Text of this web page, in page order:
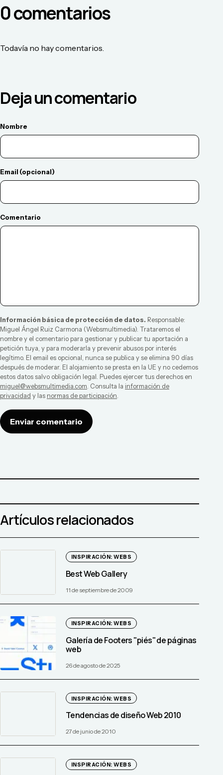
0comentarios
Todavía no hay comentarios.
Deja un comentario
Nombre
Email (opcional)
Comentario
Información básica de protección de datos. Responsable:
Miguel Ángel Ruiz Carmona (Websmultimedia). Trataremos el
nombre y el comentario para gestionar y publicar tu aportación a
petición tuya, y para moderarla y prevenir abusos por interés
legítimo. El email es opcional, nunca se publica y se elimina 90 días
después de moderar. El alojamiento se presta en la UE y no cedemos
estos datos salvo obligación legal. Puedes ejercer tus derechos en
miguel@websmultimedia.com. Consulta la información de
privacidad y las normas de participación.
Enviar comentario
Artículos relacionados
INSPIRACIÓN: WEBS
Best Web Gallery
11 de septiembre de 2009
INSPIRACIÓN: WEBS
Galería de Footers "piés" de páginas
web
26 de agosto de 2025
INSPIRACIÓN: WEBS
Tendencias de diseño Web 2010
27 de junio de 2010
INSPIRACIÓN: WEBS